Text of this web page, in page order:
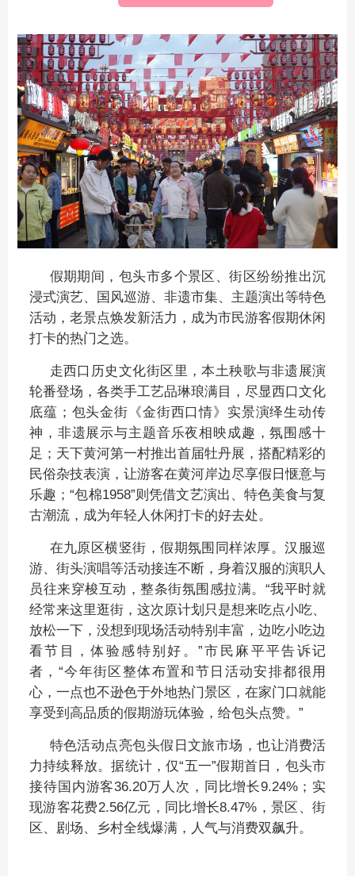
假期期间，包头市多个景区、街区纷纷推出沉
浸式演艺、国风巡游、非遗市集、主题演出等特色
活动，老景点焕发新活力，成为市民游客假期休闲
打卡的热门之选。
走西口历史文化街区里，本土秧歌与非遗展演
轮番登场，各类手工艺品琳琅满目，尽显西口文化
底蕴；包头金街《金街西口情》实景演绎生动传
神，非遗展示与主题音乐夜相映成趣，氛围感十
足；天下黄河第一村推出首届牡丹展，搭配精彩的
民俗杂技表演，让游客在黄河岸边尽享假日惬意与
乐趣；“包棉1958”则凭借文艺演出、特色美食与复
古潮流，成为年轻人休闲打卡的好去处。
在九原区横竖街，假期氛围同样浓厚。汉服巡
游、街头演唱等活动接连不断，身着汉服的演职人
员往来穿梭互动，整条街氛围感拉满。“我平时就
经常来这里逛街，这次原计划只是想来吃点小吃、
放松一下，没想到现场活动特别丰富，边吃小吃边
看节目，体验感特别好。”市民麻平平告诉记
者，“今年街区整体布置和节日活动安排都很用
心，一点也不逊色于外地热门景区，在家门口就能
享受到高品质的假期游玩体验，给包头点赞。”
特色活动点亮包头假日文旅市场，也让消费活
力持续释放。据统计，仅“五一”假期首日，包头市
接待国内游客36.20万人次，同比增长9.24%；实
现游客花费2.56亿元，同比增长8.47%，景区、街
区、剧场、乡村全线爆满，人气与消费双飙升。